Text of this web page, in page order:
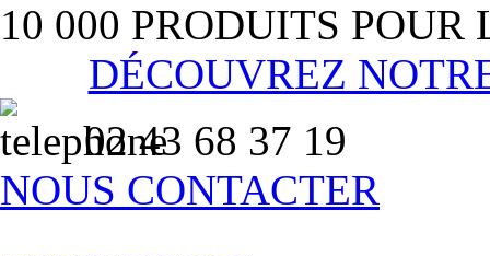
10 000 PRODUITS
DÉCOUVREZ
02 43 68 37 19
NOUS CONTACTER